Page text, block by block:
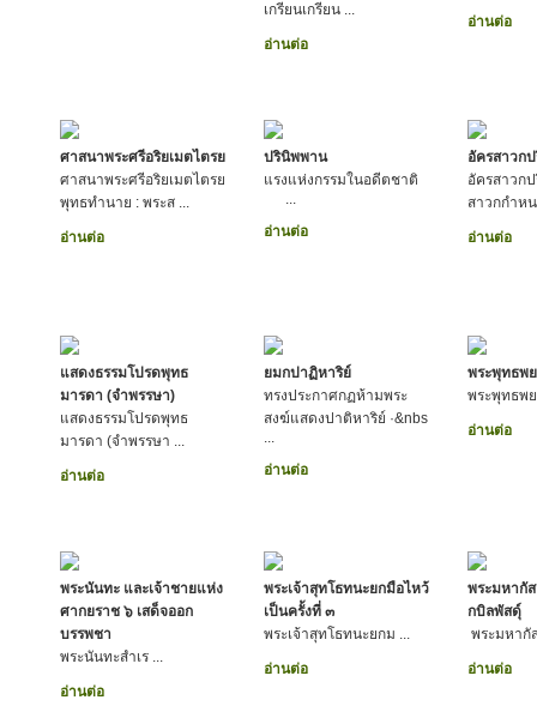
เกรียนเกรียน ...
อ่านต่อ
อ่านต่อ
ศาสนาพระศรีอริยเมตไตรย
ศาสนาพระศรีอริยเมตไตรย
พุทธทำนาย : พระส ...
อ่านต่อ
ปรินิพพาน
แรงแห่งกรรมในอดีตชาติ
...
อ่านต่อ
อัครสาวก
อัครสาวก
สาวกกำห
อ่านต่อ
แสดงธรรมโปรดพุทธ
มารดา (จำพรรษา)
แสดงธรรมโปรดพุทธ
มารดา (จำพรรษา ...
อ่านต่อ
ยมกปาฏิหาริย์
ทรงประกาศกฏห้ามพระ
สงฆ์แสดงปาติหาริย์ ·&nbs
...
อ่านต่อ
พระพุทธพ
พระพุทธ
อ่านต่อ
พระนันทะ และเจ้าชายแห่ง
ศากยราช ๖ เสด็จออก
บรรพชา
พระนันทะสำเร ...
อ่านต่อ
พระเจ้าสุทโธทนะยกมือไหว้
เป็นครั้งที่ ๓
พระเจ้าสุทโธทนะยกม ...
อ่านต่อ
พระมหากัส
กบิลพัสดุ์
พระมหากั
อ่านต่อ